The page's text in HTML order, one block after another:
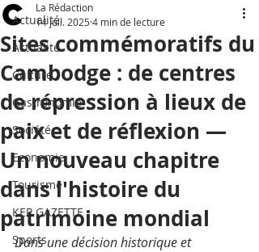
Actualité
Actualité
Culture
Gastronomie
Société
Economie
Tourisme
KEP GAZETTE
Sports
Sites commémoratifs du
Cambodge : de centres
de répression à lieux de
paix et de réflexion —
Un nouveau chapitre
dans l'histoire du
patrimoine mondial
La Rédaction
14 juil. 2025 4 min de lecture
Dans une décision historique et